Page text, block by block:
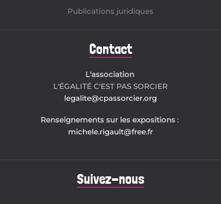
Publications juridiques
Contact
L'association
L'ÉGALITÉ C'EST PAS SORCIER
legalite@cpassorcier.org
Renseignements sur les expositions :
michele.rigault@free.fr
Suivez-nous